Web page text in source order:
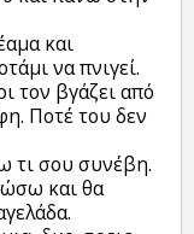
και
να πνιγεί.
τον βγάζει από
Ποτέ του δεν
τι σου συνέβη.
και θα